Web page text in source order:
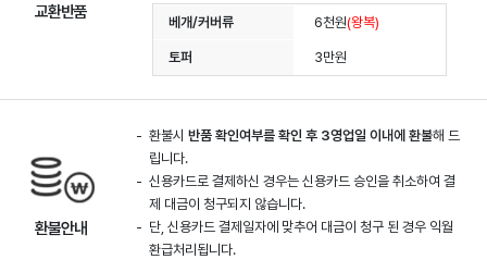
교환반품
베개/커버류 6천원(왕복)
토퍼 3만원
환불안내
환불시반품 확인여부를 확인 후 3영업일 이내에 환불해 드
립니다.
신용카드로 결제하신 경우는 신용카드 승인을 취소하여 결
제 대금이 청구되지 않습니다.
단, 신용카드 결제일자에 맞추어 대금이 청구 된 경우 익월
환급처리됩니다.